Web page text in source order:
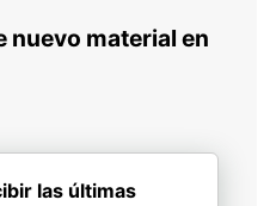
nuevo material en
las últimas